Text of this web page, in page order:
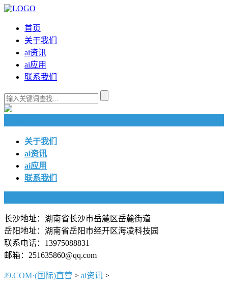
首页
关于我们
ai资讯
ai应用
联系我们
关于我们
ai资讯
ai应用
联系我们
长沙地址：湖南省长沙市岳麓区岳麓街道
岳阳地址：湖南省岳阳市经开区海凌科技园
联系电话：13975088831
邮箱：251635860@qq.com
J9.COM·(国际)直营 > ai资讯 >